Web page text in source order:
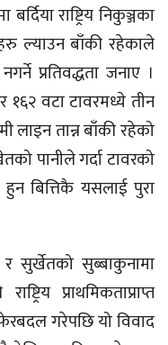
राष्ट्रिय निकुञ्जका
ल्याउन बाँकी रहेकाले
प्रतिवद्धता जनाए ।
१६२ वटा टावरमध्ये तीन
लाइन तान्न बाँकी रहेको
पानीले गर्दा टावरको
बित्तिकै यसलाई पुरा
सुर्खेतको सुब्बाकुनामा
प्राथमिकताप्राप्त
गरेपछि यो विवाद